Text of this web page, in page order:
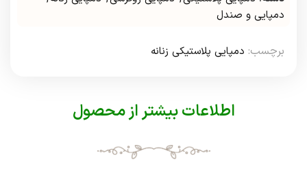
دمپایی و صندل
برچسب: دمپایی پلاستیکی زنانه
اطلاعات بیشتر از محصول